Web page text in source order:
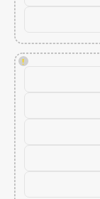
!